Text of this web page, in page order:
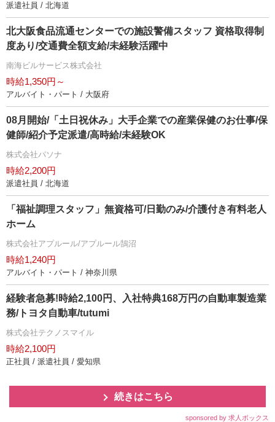
派遣社員 / 北海道
北大阪食品流通センターでの施設警備スタッフ 資格取得制
度あり/交通費全額支給/未経験活躍中
南海ビルサービス株式会社
時給1,350円～
アルバイト・パート / 大阪府
08月開始/「土日祝休み」大手企業での産業保健のお仕事/保
健師/紹介予定派遣/高時給/未経験OK
株式会社パソナ
時給2,200円
派遣社員 / 北海道
「福祉調理スタッフ」無資格可/日勤のみ/介護付き有料老人
ホーム
株式会社アプルール/アプルール鵠沼
時給1,240円
アルバイト・パート / 神奈川県
経験者急募!時給2,100円、入社特典168万円の自動車製造業
務/トヨタ自動車/tutumi
株式会社テクノスマイル
時給2,100円
正社員 / 派遣社員 / 愛知県
続きはこちら
sponsored by 求人ボックス